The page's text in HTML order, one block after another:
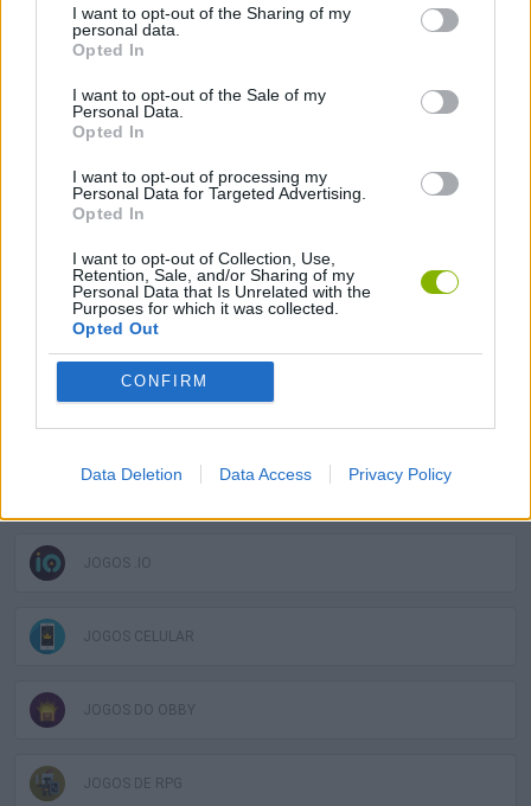
I want to opt-out of the Sharing of my
personal data.
Opted In
I want to opt-out of the Sale of my
Personal Data.
Opted In
I want to opt-out of processing my
Personal Data for Targeted Advertising.
Opted In
I want to opt-out of Collection, Use,
Retention, Sale, and/or Sharing of my
Personal Data that Is Unrelated with the
Purposes for which it was collected.
Opted Out
CONFIRM
Data Deletion Data Access Privacy Policy
JOGOS DE HABILIDADE
JOGOS MULTIJUGADOR
JOGOS DE PLATAFORMAS
COLEÇÕES DE JOGOS
JOGOS EM 3D
JOGOS .IO
JOGOS CELULAR
JOGOS DO OBBY
JOGOS DE RPG